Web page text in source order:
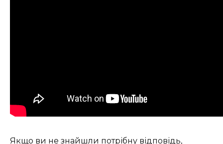
Якщо ви не знайшли потрібну відповідь,